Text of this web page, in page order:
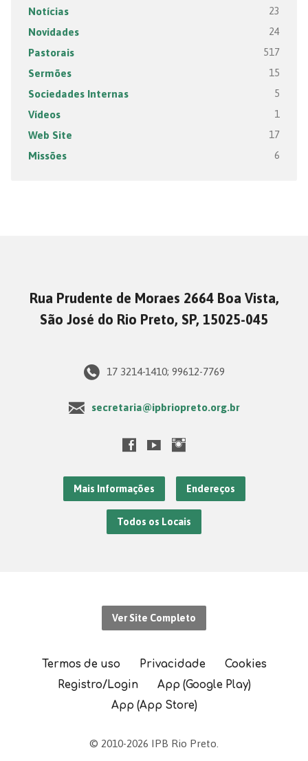
Notícias 23
Novidades 24
Pastorais 517
Sermões 15
Sociedades Internas 5
Vídeos 1
Web Site 17
Missões 6
Rua Prudente de Moraes 2664 Boa Vista,
São José do Rio Preto, SP, 15025-045
17 3214-1410; 99612-7769
secretaria@ipbriopreto.org.br
Mais Informações Endereços
Todos os Locais
Ver Site Completo
Termos de uso Privacidade
Cookies
Registro/Login
App (Google Play)
App (App Store)
© 2010-2026 IPB Rio Preto.